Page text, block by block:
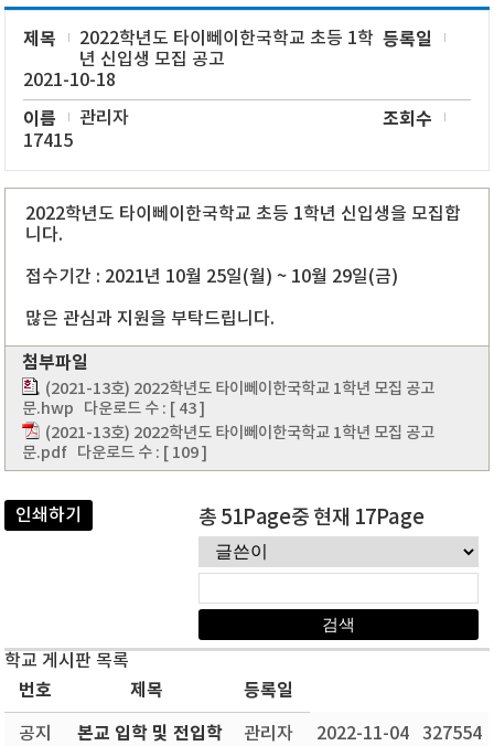
제목
2022학년도 타이뻬이한국학교 초등 1학
년 신입생 모집 공고
등록일
2021-10-18
이름 관리자 조회수
17415
2022학년도 타이뻬이한국학교 초등 1학년 신입생을 모집합
니다.
접수기간 : 2021년 10월 25일(월) ~ 10월 29일(금)
많은 관심과 지원을 부탁드립니다.
첨부파일
(2021-13호) 2022학년도 타이뻬이한국학교 1학년 모집 공고
문.hwp 다운로드 수 : [ 43 ]
(2021-13호) 2022학년도 타이뻬이한국학교 1학년 모집 공고
문.pdf 다운로드 수 : [ 109 ]
인쇄하기 총 51Page중 현재 17Page
학교 게시판 목록
번호 제목 등록일
공지
본교 입학 및 전입학
관리자 2022-11-04 327554